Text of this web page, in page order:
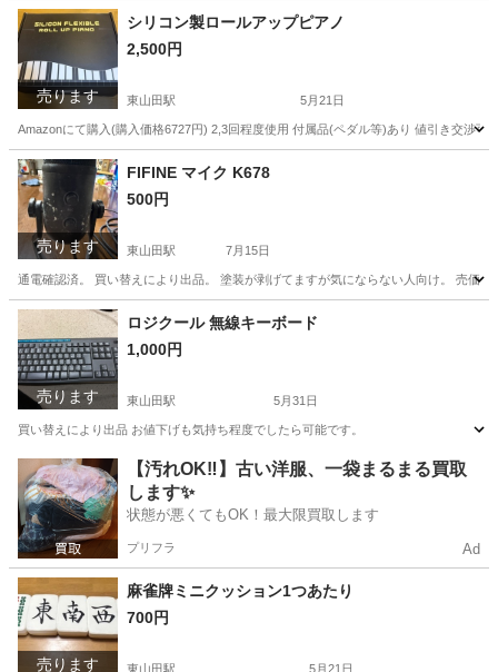
神奈川 川崎市 東山田駅 ケーブル
売ります
シリコン製ロールアップピアノ
2,500円
東山田駅 5月21日
Amazonにて購入(購入価格6727円) 2,3回程度使用 付属品(ペダル等)あり 値引き交渉可
神奈川 川崎市
売ります
FIFINE マイク K678
500円
東山田駅 7月15日
通電確認済。 買い替えにより出品。 塗装が剥げてますが気にならない人向け。 売価
神奈川 川崎市 東山田駅 周辺機器 マイク
売ります
ロジクール 無線キーボード
1,000円
東山田駅 5月31日
買い替えにより出品 お値下げも気持ち程度でしたら可能です。
神奈川 川崎市 東山田駅 PCパーツ
【汚れOK‼️】古い洋服、一袋まるまる買取
します✨
状態が悪くてもOK！最大限買取します
プリフラ Ad
売ります
麻雀牌ミニクッション1つあたり
700円
東山田駅 5月21日